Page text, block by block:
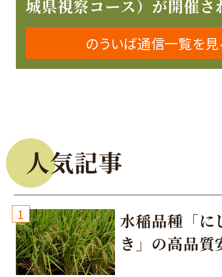
城県視察コース）が開催さ
のういば通信一覧を
人気記事
1
水稲品種「に
き」の高品質